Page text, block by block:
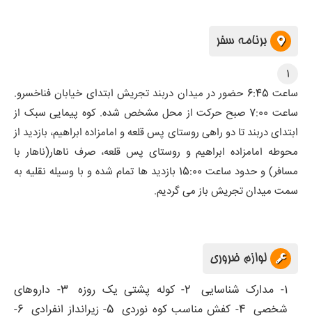
برنامه سفر
1
ساعت 6:45 حضور در میدان دربند تجریش ابتدای خیابان فناخسرو.
ساعت 7:00 صبح حرکت از محل مشخص شده. کوه پیمایی سبک از
ابتدای دربند تا دو راهی روستای پس قلعه و امامزاده ابراهیم، بازدید از
محوطه امامزاده ابراهیم و روستای پس قلعه، صرف ناهار(ناهار با
مسافر) و حدود ساعت 15:00 بازدید ها تمام شده و با وسیله نقلیه به
سمت میدان تجریش باز می گردیم.
لوازم ضروری
1- مدارک شناسایی 2- کوله پشتی یک روزه
3- داروهای
شخصی 4- کفش مناسب کوه نوردی 5- زیرانداز انفرادی
6-